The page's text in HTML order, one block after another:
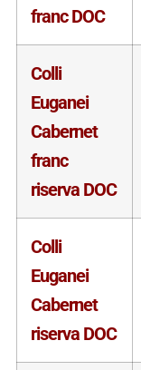
franc DOC
Colli
Euganei
Cabernet
franc
riserva DOC
Colli
Euganei
Cabernet
riserva DOC